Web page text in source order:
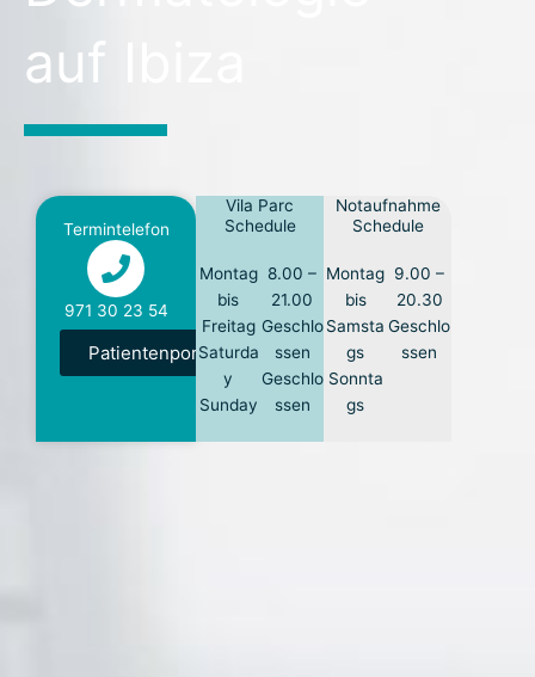
auf Ibiza
Termintelefon
971 30 23 54
Patientenportal
Vila Parc
Schedule
Montag
bis
Freitag
Saturda
y
Sunday
8.00 –
21.00
Geschlo
ssen
Geschlo
ssen
Notaufnahme
Schedule
Montag
bis
Samsta
gs
Sonnta
gs
9.00 –
20.30
Geschlo
ssen